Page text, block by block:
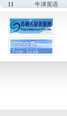
11
牛津英语